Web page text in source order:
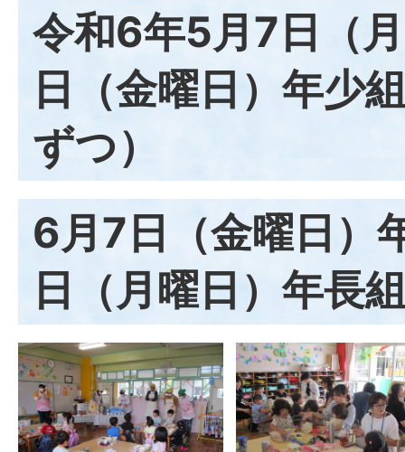
令和6年5月7日（
日（金曜日）年少
ずつ）
6月7日（金曜日）
日（月曜日）年長